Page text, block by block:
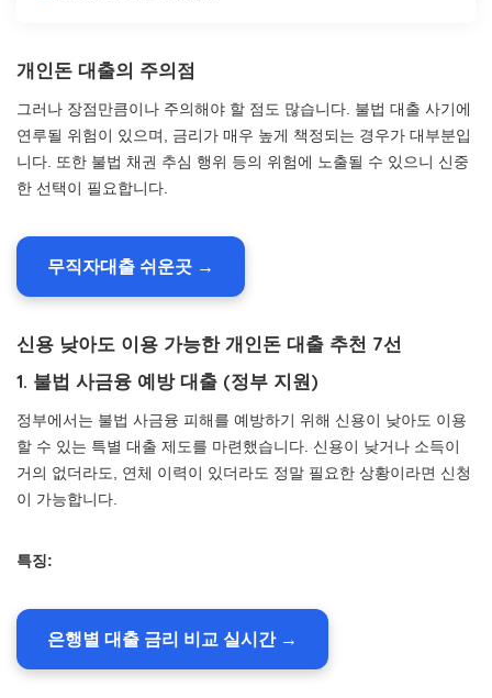
개인돈 대출의 주의점
그러나 장점만큼이나 주의해야 할 점도 많습니다. 불법 대출 사기에
연루될 위험이 있으며, 금리가 매우 높게 책정되는 경우가 대부분입
니다. 또한 불법 채권 추심 행위 등의 위험에 노출될 수 있으니 신중
한 선택이 필요합니다.
무직자대출 쉬운곳 →
신용 낮아도 이용 가능한 개인돈 대출 추천 7선
1. 불법 사금융 예방 대출 (정부 지원)
정부에서는 불법 사금융 피해를 예방하기 위해 신용이 낮아도 이용
할 수 있는 특별 대출 제도를 마련했습니다. 신용이 낮거나 소득이
거의 없더라도, 연체 이력이 있더라도 정말 필요한 상황이라면 신청
이 가능합니다.
특징:
은행별 대출 금리 비교 실시간 →